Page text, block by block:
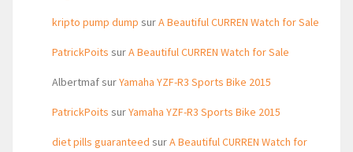
kripto pump dump surA Beautiful CURREN Watch for Sale
PatrickPoits surA Beautiful CURREN Watch for Sale
AlbertmafsurYamaha YZF-R3 Sports Bike 2015
PatrickPoits surYamaha YZF-R3 Sports Bike 2015
diet pills guaranteed surA Beautiful CURREN Watch for